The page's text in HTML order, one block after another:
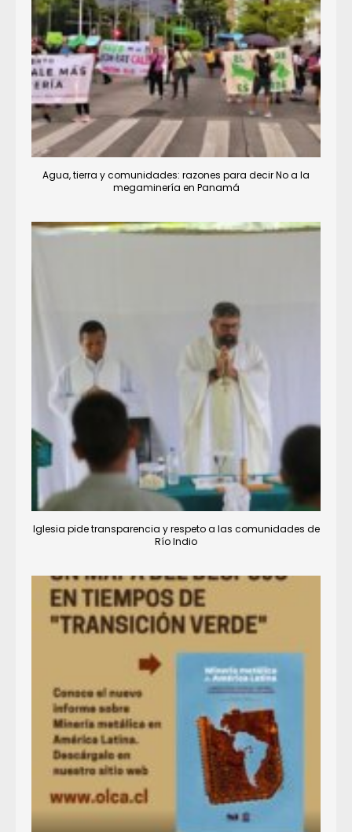
Agua, tierra y comunidades: razones para decir No a la
megaminería en Panamá
Iglesia pide transparencia y respeto a las comunidades de
Río Indio